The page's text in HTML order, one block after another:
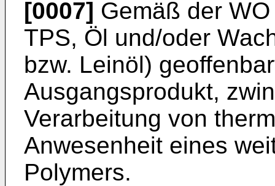
[0007] Gemäß der
TPS, Öl und/oder
bzw. Leinöl)
Ausgangsprodukt,
Verarbeitung von
Anwesenheit eines
Polymers.